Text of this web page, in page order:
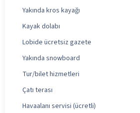
Yakında kros kayağı
Kayak dolabı
Lobide ücretsiz gazete
Yakında snowboard
Tur/bilet hizmetleri
Çatı terası
Havaalanı servisi (ücretli)